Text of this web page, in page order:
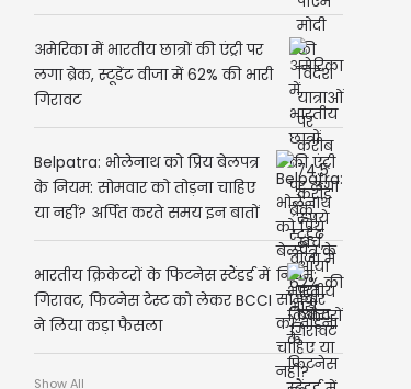
अमेरिका में भारतीय छात्रों की एंट्री पर
लगा ब्रेक, स्टूडेंट वीजा में 62% की भारी
गिरावट
Belpatra: भोलेनाथ को प्रिय बेलपत्र
के नियम: सोमवार को तोड़ना चाहिए
या नहीं? अर्पित करते समय इन बातों
का रखें ध्यान
भारतीय क्रिकेटरों के फिटनेस स्टैंडर्ड में
गिरावट, फिटनेस टेस्ट को लेकर BCCI
ने लिया कड़ा फैसला
Show All